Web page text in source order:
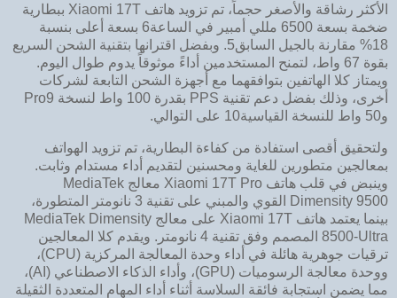
الأكثر رشاقة والأصغر حجماً، تم تزويد هاتف Xiaomi 17T ببطارية
ضخمة بسعة 6500 مللي أمبير في الساعة6 بسعة أعلى بنسبة
18% مقارنة بالجيل السابق5. وبفضل اقترانها بتقنية الشحن السريع
بقوة 67 واط، لتمنح المستخدمين أداءً موثوقاً يدوم طوال اليوم.
ويمتاز كلا الهاتفين بتوافقهما مع أجهزة الشحن التابعة لشركات
أخرى، وذلك بفضل دعم تقنية PPS بقدرة 100 واط لنسخة Pro9
و50 واط للنسخة القياسية10 على التوالي.
ولتحقيق أقصى استفادة من كفاءة البطارية، تم تزويد الهواتف
بمعالجين متطورين للغاية ومحسنين لتقديم أداء مستدام وثابت.
وينبض في قلب هاتف Xiaomi 17T Pro معالج MediaTek
Dimensity 9500 القوي والمبني على تقنية 3 نانومتر المتطورة،
بينما يعتمد هاتف Xiaomi 17T على معالج MediaTek Dimensity
8500-Ultra المصمم وفق تقنية 4 نانومتر. ويقدم كلا المعالجين
ترقيات جوهرية هائلة في أداء وحدة المعالجة المركزية (CPU)،
ووحدة معالجة الرسوميات (GPU)، وأداء الذكاء الاصطناعي (AI)،
مما يضمن استجابة فائقة السلاسة أثناء أداء المهام المتعددة الثقيلة